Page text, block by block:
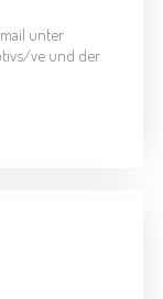
unter
ve und der